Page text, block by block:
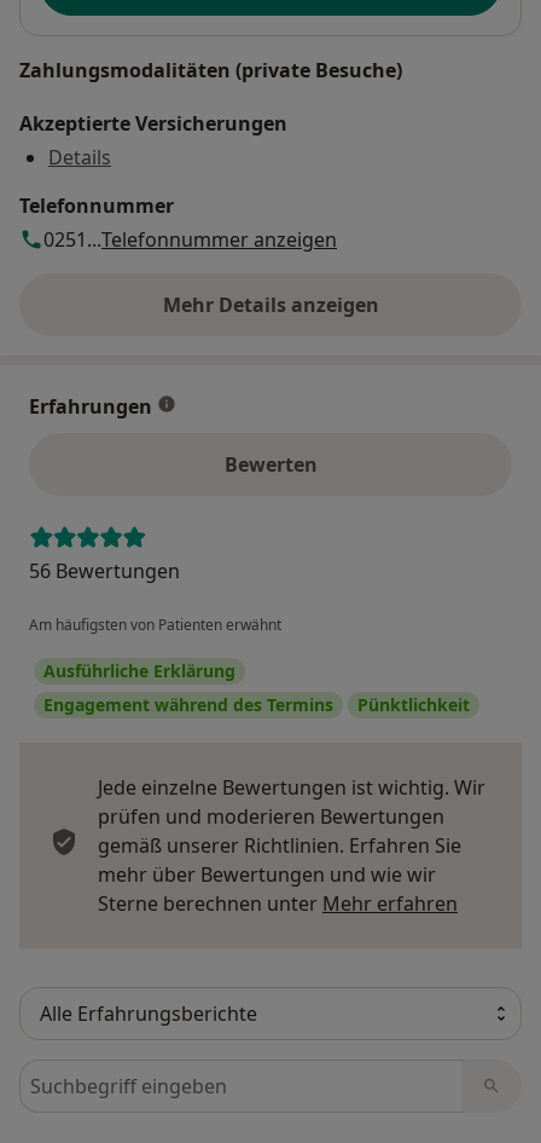
Zahlungsmodalitäten (private Besuche)
Akzeptierte Versicherungen
Details
Telefonnummer
0251...Telefonnummer anzeigen
Mehr Details anzeigen
über die Adresse
Erfahrungen
Bewerten
56 Bewertungen
Am häufigsten von Patienten erwähnt
Ausführliche Erklärung
Engagement während des Termins
Pünktlichkeit
Jede einzelne Bewertungen ist wichtig. Wir
prüfen und moderieren Bewertungen
gemäß unserer Richtlinien. Erfahren Sie
mehr über Bewertungen und wie wir
Sterne berechnen unter Mehr erfahren
Bewertungen durchsuchen